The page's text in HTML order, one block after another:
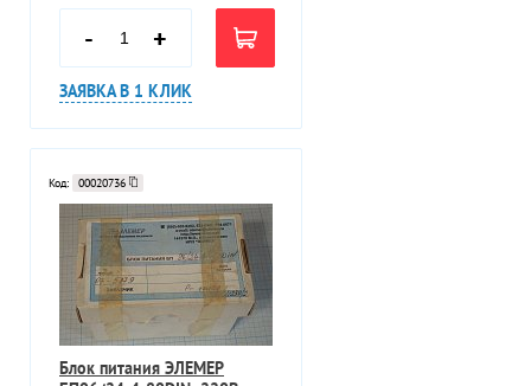
- +
ЗАЯВКА В 1 КЛИК
Код: 00020736
Блок питания ЭЛЕМЕР